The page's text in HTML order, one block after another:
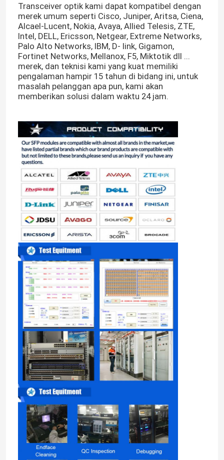
Rumah
Produk
Tentang kami
Tur Pabrik
Kontrol kualitas
Hubungi kami
Berita
Produk Nvidia AI
Modul optik 400G/800G
Modul QSFP28 100G
Transceiver optik kami dapat kompatibel dengan
merek umum seperti Cisco, Juniper, Aritsa, Ciena,
Alcael-Lucent, Nokia, Avaya, Allied Telesis, ZTE,
Intel, DELL, Ericsson, Netgear, Extreme Networks,
Palo Alto Networks, IBM, D- link, Gigamon,
Fortinet Networks, Mellanox, F5, Miktotik dll ...
merek, dan teknisi kami yang kuat memiliki
pengalaman hampir 15 tahun di bidang ini, untuk
masalah pelanggan apa pun, kami akan
memberikan solusi dalam waktu 24 jam.